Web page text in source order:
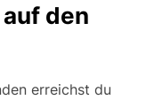
den
erreichst du